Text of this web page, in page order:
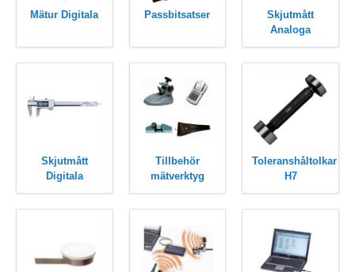
Mätur Digitala Passbitsatser
Skjutmått
Analoga
Skjutmått
Digitala
Tillbehör
mätverktyg
Toleranshåltolkar
H7